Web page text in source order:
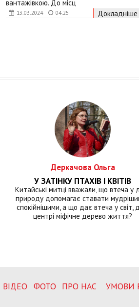
13.03.2024 04:25
вантажівкою. До місц
Докладніше
Деркачова Ольга
У ЗАТІНКУ ПТАХІВ І КВІТІВ
Китайські митці вважали, що втеча у
природу допомагає ставати
спокійнішими, а що дає втеча у світ,
центрі міфічне дерево життя?
ВІДЕО ФОТО ПРО НАС УМОВИ